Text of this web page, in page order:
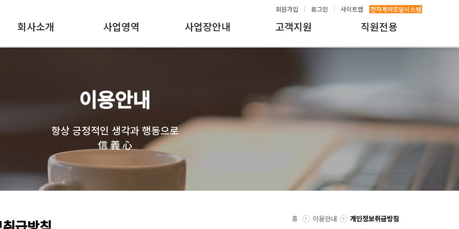
회원가입 로그인 사이트맵 전자계약조달시스템
회사소개 사업영역 사업장안내 고객지원 직원전용
이용안내
항상 긍정적인 생각과 행동으로
信 義 心
홈 이용안내 개인정보취급방침